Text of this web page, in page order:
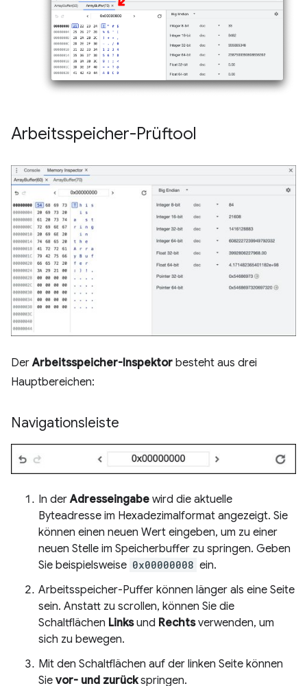
Arbeitsspeicher-Prüftool
DerArbeitsspeicher-Inspektor besteht aus drei
Hauptbereichen:
Navigationsleiste
In derAdresseingabe wird die aktuelle
Byteadresse im Hexadezimalformat angezeigt. Sie
können einen neuen Wert eingeben, um zu einer
neuen Stelle im Speicherbuffer zu springen. Geben
Sie beispielsweise 0x00000008 ein.
Arbeitsspeicher-Puffer können länger als eine Seite
sein. Anstatt zu scrollen, können Sie die
Schaltflächen Linksund Rechtsverwenden, um
sich zu bewegen.
Mit den Schaltflächen auf der linken Seite können
Sie vor- und zurückspringen.